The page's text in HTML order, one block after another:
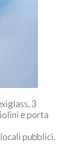
3
e porta
pubblici.